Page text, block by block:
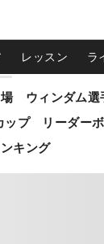
レッスン ラ
ップ リーダー
キング